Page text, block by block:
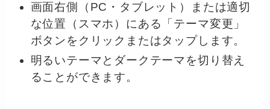
画面右側（PC・タブレット）または適切
な位置（スマホ）にある「テーマ変更」
ボタンをクリックまたはタップします。
明るいテーマとダークテーマを切り替え
ることができます。